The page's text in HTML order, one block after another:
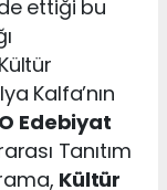
ettiği bu
Kalfa’nın
Edebiyat
Tanıtım
Kültür